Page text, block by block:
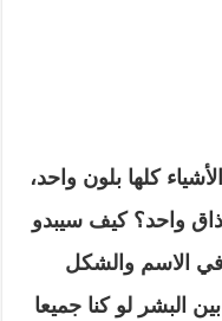
كلها بلون واحد،
واحد؟ كيف سيبدو
في الاسم والشكل
البشر لو كنا جميعا